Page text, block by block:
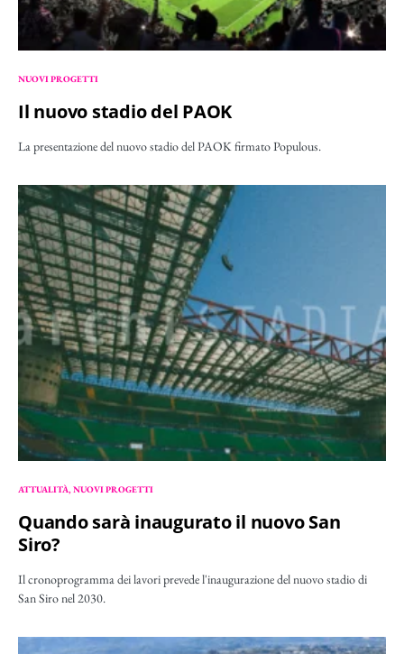
NUOVI PROGETTI
Il nuovo stadio del PAOK
La presentazione del nuovo stadio del PAOK firmato Populous.
ATTUALITÀ NUOVI PROGETTI
Quando sarà inaugurato il nuovo San
Siro?
Il cronoprogramma dei lavori prevede l'inaugurazione del nuovo stadio di
San Siro nel 2030.